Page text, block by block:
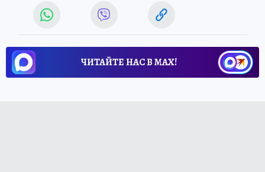
ЧИТАЙТЕ НАС В МАХ!